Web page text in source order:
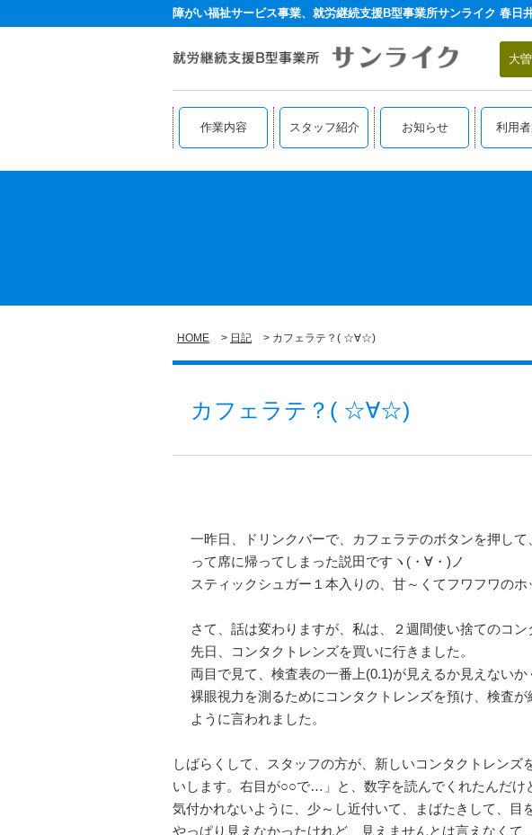
障がい福祉サービス事業、就労継続支援B型事業所サンライク 春日
大
作業内容 スタッフ紹介 お知らせ 利用
HOME 日記 カフェラテ？( ☆∀☆)
カフェラテ？( ☆∀☆)
一昨日、ドリンクバーで、カフェラテのボタンを押し
って席に帰ってしまった説田ですヽ(・∀・)ノ
スティックシュガー１本入りの、甘～くてフワフワの
さて、話は変わりますが、私は、２週間使い捨てのコン
先日、コンタクトレンズを買いに行きました。
両目で見て、検査表の一番上(0.1)が見えるか見えないか
裸眼視力を測るためにコンタクトレンズを預け、検査
ように言われました。
しばらくして、スタッフの方が、新しいコンタクトレン
いします。右目が○○で…」と、数字を読んでくれたんだけ
気付かれないように、少～し近付いて、まばたきして、目
やっぱり見えなかったけれど、見えませんとは言えなくて